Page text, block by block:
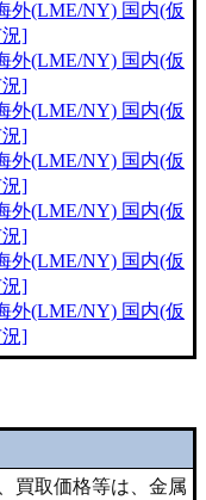
外(LME/NY) 国内(仮
]
外(LME/NY) 国内(仮
]
外(LME/NY) 国内(仮
]
外(LME/NY) 国内(仮
]
外(LME/NY) 国内(仮
]
外(LME/NY) 国内(仮
]
外(LME/NY) 国内(仮
]
買取価格等は、金属